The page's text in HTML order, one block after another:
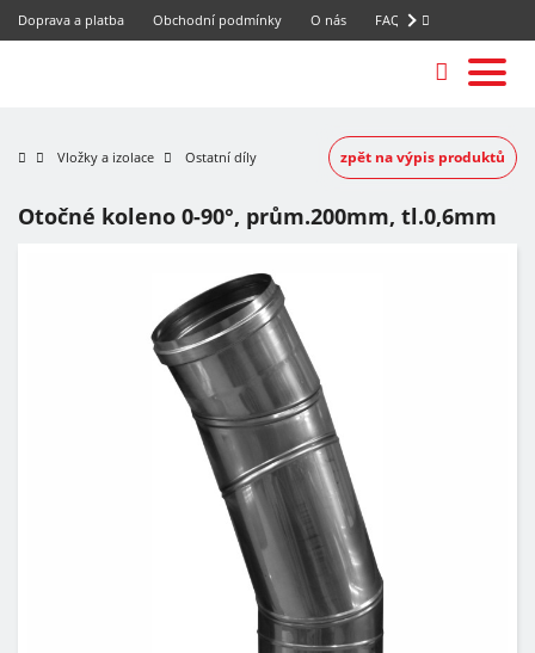
Doprava a platba Obchodní podmínky O nás FAQ
Vložky a izolace Ostatní díly zpět na výpis produktů
Otočné koleno 0-90°, prům.200mm, tl.0,6mm